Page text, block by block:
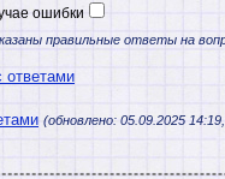
ошибки
правильные ответы на
ответами
(обновлено: 05.09.2025